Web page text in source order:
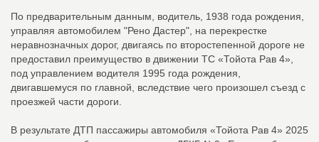
По предварительным данным, водитель, 1938 года рождения,
управляя автомобилем "Рено Дастер", на перекрестке
неравнозначных дорог, двигаясь по второстепенной дороге не
предоставил преимущество в движении ТС «Тойота Рав 4»,
под управлением водителя 1995 года рождения,
двигавшемуся по главной, вследствие чего произошел съезд с
проезжей части дороги.
В результате ДТП пассажиры автомобиля «Тойота Рав 4» 2025